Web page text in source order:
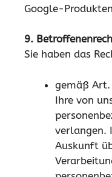
Google-Produkten
9.
Sie haben das
gemäß Art.
Ihre von
verlangen.
Auskunft